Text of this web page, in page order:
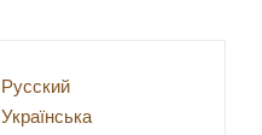
Русский
Українська